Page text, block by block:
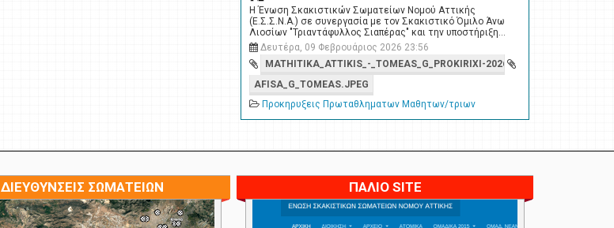
Η Ένωση Σκακιστικών Σωματείων Νομού Αττικής
(Ε.Σ.Σ.Ν.Α.) σε συνεργασία με τον Σκακιστικό Όμιλο Άνω
Λιοσίων "Τριαντάφυλλος Σιαπέρας" και την υποστήριξη…
Δευτέρα, 09 Φεβρουάριος 2026 23:56
MATHITIKA_ATTIKIS_-_TOMEAS_G_PROKIRIXI-2026_01_1.PDF
AFISA_G_TOMEAS.JPEG
Προκηρυξεις Πρωταθληματων Μαθητων/τριων
ΔΙΕΥΘΥΝΣΕΙΣ ΣΩΜΑΤΕΙΩΝ ΠΑΛΙΟ SITE